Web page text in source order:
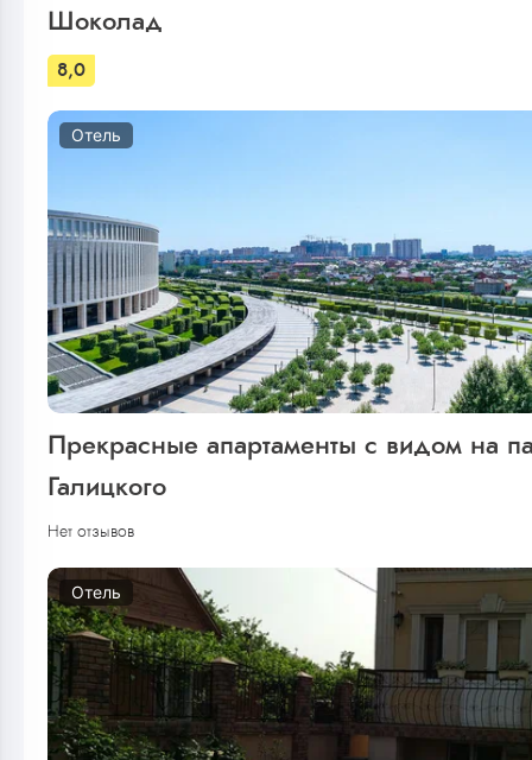
Шоколад
8,0
Отель
Прекрасные апартаменты с видом на
Галицкого
Нет отзывов
Отель